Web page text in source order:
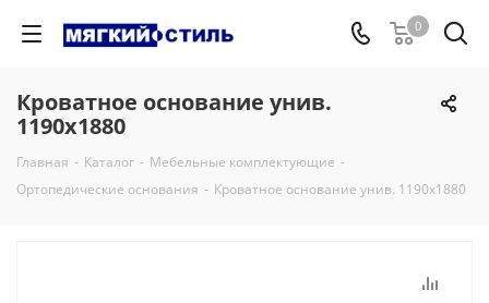
0
Кроватное основание унив.
1190х1880
Главная - Каталог - Мебельные комплектующие -
Ортопедические основания - Кроватное основание унив. 1190х1880